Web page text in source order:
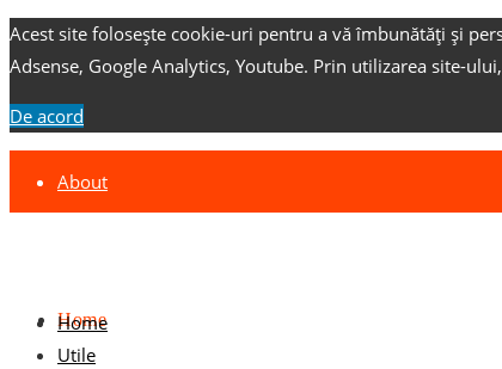
Acest site folosește cookie-uri pentru a vă îmbunătăți și
Adsense, Google Analytics, Youtube. Prin utilizarea site-
De acord
About
Home
Home
Utile